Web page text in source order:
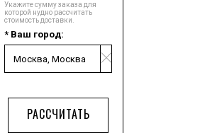
Укажите сумму заказа для
которой нудно рассчитать
стоимость доставки.
* Ваш город:
РАССЧИТАТЬ